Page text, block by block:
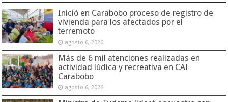
Inició en Carabobo proceso de registro de
vivienda para los afectados por el
terremoto
agosto 6, 2026
Más de 6 mil atenciones realizadas en
actividad lúdica y recreativa en CAI
Carabobo
agosto 6, 2026